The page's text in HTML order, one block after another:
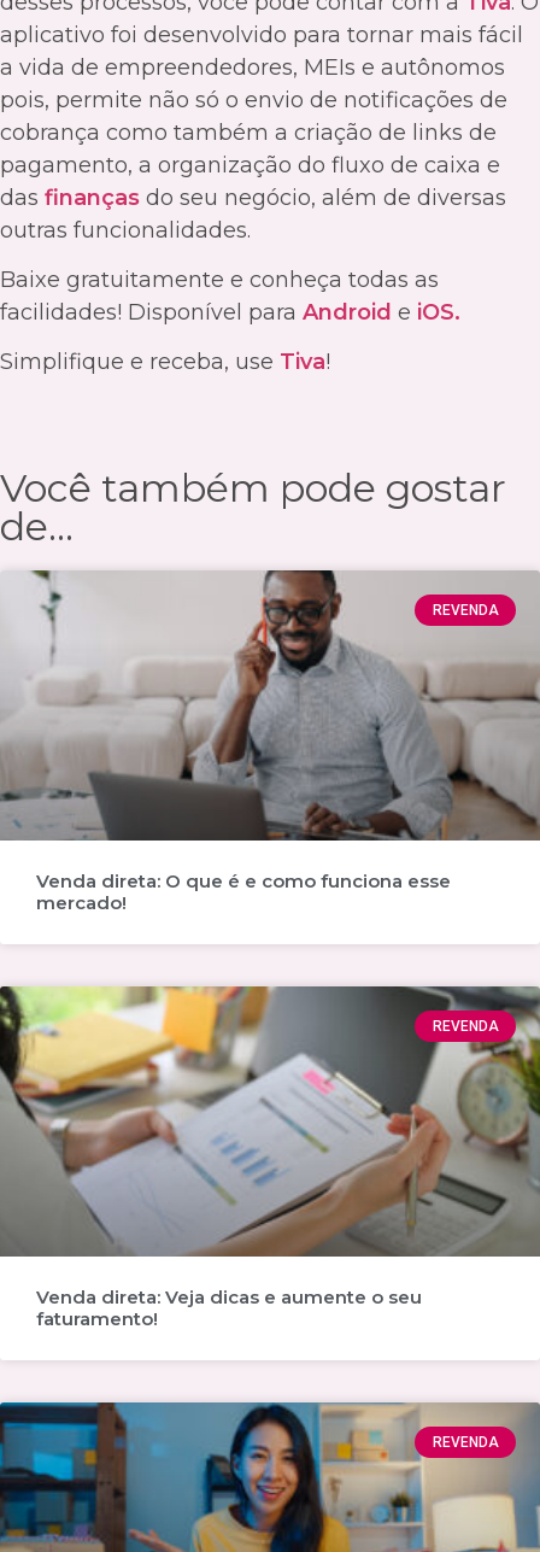
aplicativo foi desenvolvido para tornar mais fácil
a vida de empreendedores, MEIs e autônomos
pois, permite não só o envio de notificações de
cobrança como também a criação de links de
pagamento, a organização do fluxo de caixa e
das finanças do seu negócio, além de diversas
outras funcionalidades.
Baixe gratuitamente e conheça todas as
facilidades! Disponível para Android e iOS.
Simplifique e receba, use Tiva!
Você também pode gostar
de...
REVENDA
Venda direta: O que é e como funciona esse
mercado!
REVENDA
Venda direta: Veja dicas e aumente o seu
faturamento!
REVENDA